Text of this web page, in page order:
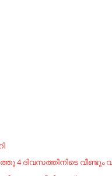
4 ദിവസത്തിനിടെ വീണ്ടും